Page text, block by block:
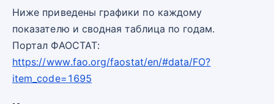
Ниже приведены графики по каждому
показателю и сводная таблица по годам.
Портал ФАОСТАТ:
https://www.fao.org/faostat/en/#data/FO?
item_code=1695